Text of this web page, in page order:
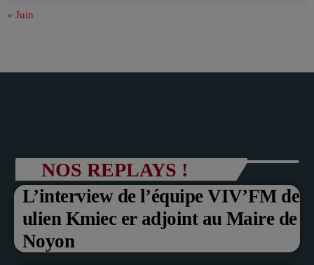
« Juin
NOS REPLAYS !
L’interview de l’équipe VIV’FM de
ulien Kmiec er adjoint au Maire de
Noyon